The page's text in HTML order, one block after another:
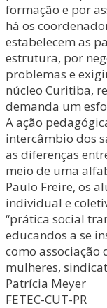
formação e por
há os
estabelecem as
estrutura, por
problemas e
núcleo Curitiba,
demanda um
A ação
intercâmbio dos
as diferenças
meio de uma
Paulo Freire, os
individual e
“prática social
educandos a se
como associação
mulheres,
Patrícia Meyer
FETEC-CUT-PR